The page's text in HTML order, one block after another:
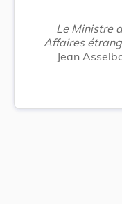
Le Ministre
Affaires
Jean